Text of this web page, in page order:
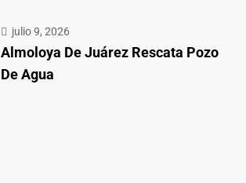
julio 9, 2026
Almoloya De Juárez Rescata Pozo
De Agua